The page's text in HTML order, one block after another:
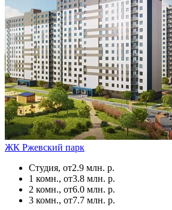
ЖК Ржевский парк
Студия, от2.9 млн. р.
1 комн., от3.8 млн. р.
2 комн., от6.0 млн. р.
3 комн., от7.7 млн. р.